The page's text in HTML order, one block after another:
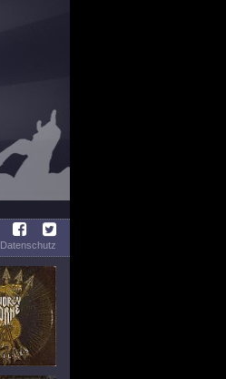
Datenschutz